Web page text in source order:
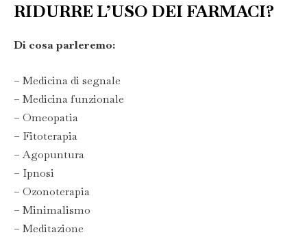
RIDURRE L’USO DEI FARMACI?
Di cosa parleremo:
– Medicina di segnale
– Medicina funzionale
– Omeopatia
– Fitoterapia
– Agopuntura
– Ipnosi
– Ozonoterapia
– Minimalismo
– Meditazione